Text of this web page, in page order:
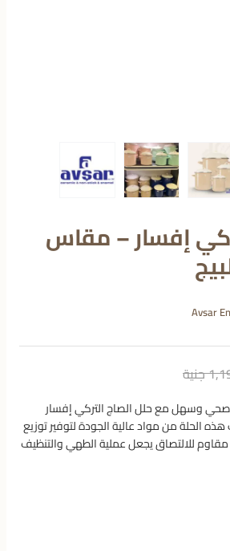
إفسار – مقاس
Avsar
جنية
وسهل مع حلل الصاج التركي إفسار
الحلة من مواد عالية الجودة لتوفير توزيع
مقاوم للالتصاق يجعل عملية الطهي والتنظيف